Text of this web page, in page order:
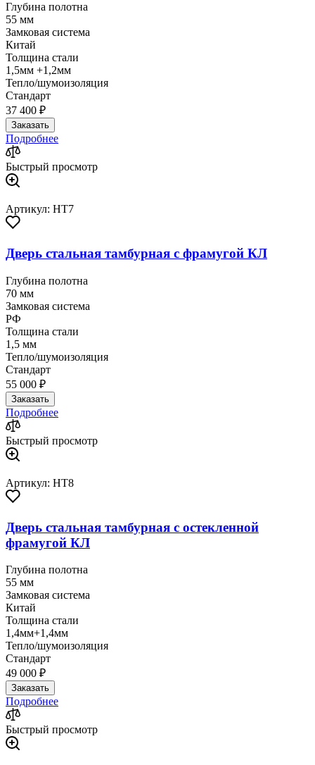
Глубина полотна
55 мм
Замковая система
Китай
Толщина стали
1,5мм +1,2мм
Тепло/шумоизоляция
Стандарт
37 400 ₽
Заказать
Подробнее
Быстрый просмотр
Артикул: HT7
Дверь стальная тамбурная с фрамугой КЛ
Глубина полотна
70 мм
Замковая система
РФ
Толщина стали
1,5 мм
Тепло/шумоизоляция
Стандарт
55 000 ₽
Заказать
Подробнее
Быстрый просмотр
Артикул: HT8
Дверь стальная тамбурная с остекленной
фрамугой КЛ
Глубина полотна
55 мм
Замковая система
Китай
Толщина стали
1,4мм+1,4мм
Тепло/шумоизоляция
Стандарт
49 000 ₽
Заказать
Подробнее
Быстрый просмотр